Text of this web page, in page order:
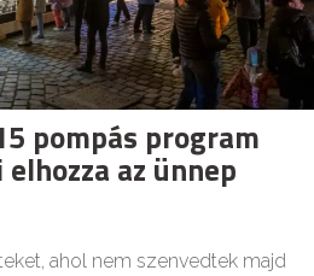
pompás program
az ünnep
ahol nem szenvedtek majd